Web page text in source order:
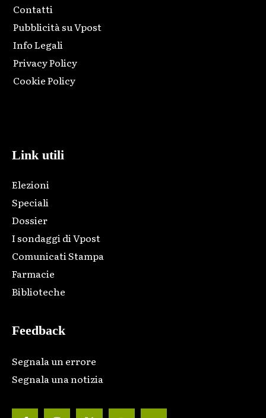
Contatti
Pubblicità su Vpost
Info Legali
Privacy Policy
Cookie Policy
Link utili
Elezioni
Speciali
Dossier
I sondaggi di Vpost
Comunicati Stampa
Farmacie
Biblioteche
Feedback
Segnala un errore
Segnala una notizia